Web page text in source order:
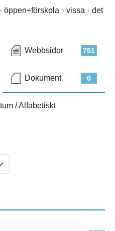
öppen+förskola vissa det
751
Webbsidor
0
Dokument
/Alfabetiskt